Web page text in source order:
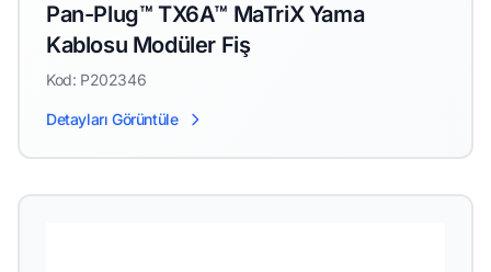
Pan-Plug™ TX6A™ MaTriX Yama
Kablosu Modüler Fiş
Kod: P202346
Detayları Görüntüle